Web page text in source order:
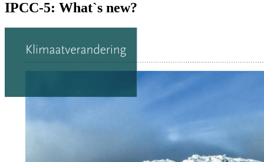
IPCC-5: What`s new?